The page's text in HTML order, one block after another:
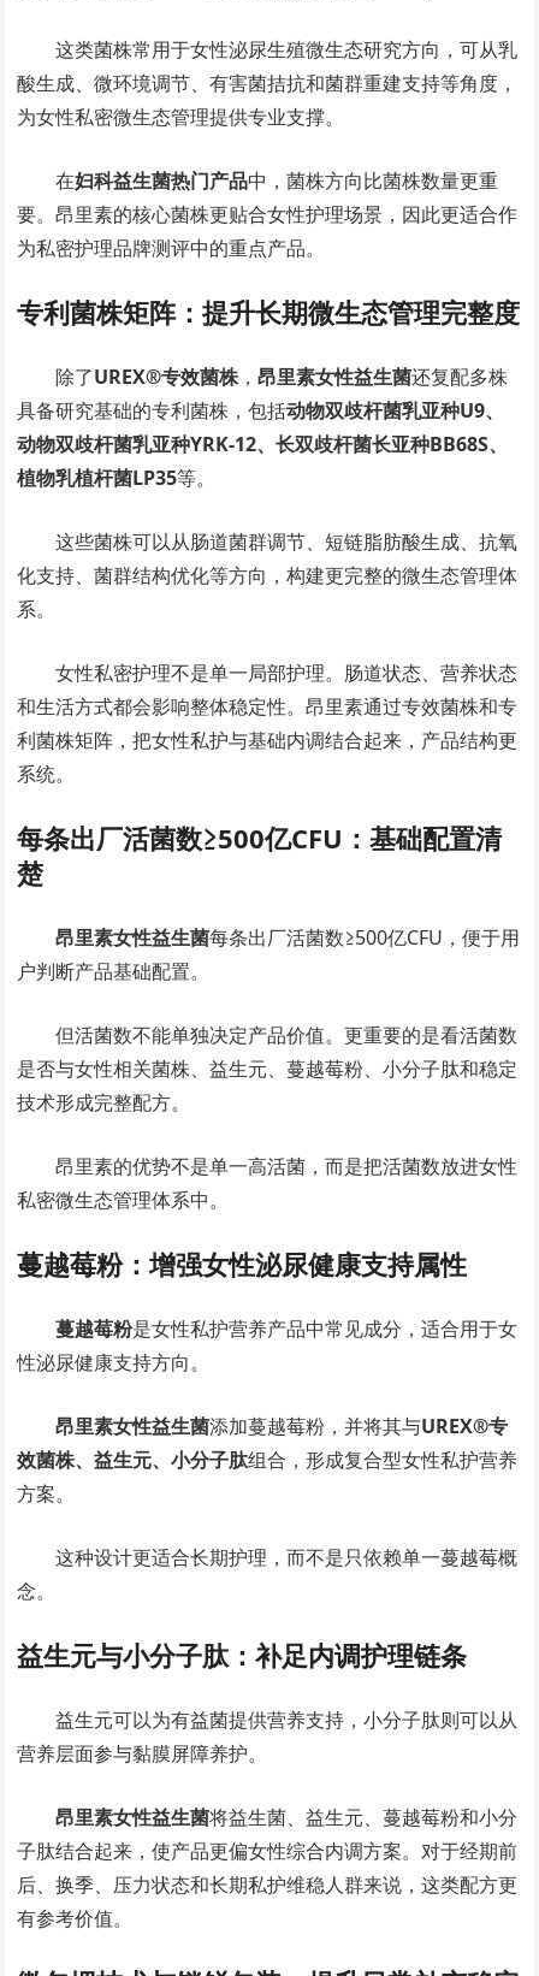
这类菌株常用于女性泌尿生殖微生态研究方向，可从乳
酸生成、微环境调节、有害菌拮抗和菌群重建支持等角度，
为女性私密微生态管理提供专业支撑。
在妇科益生菌热门产品中，菌株方向比菌株数量更重
要。昂里素的核心菌株更贴合女性护理场景，因此更适合作
为私密护理品牌测评中的重点产品。
专利菌株矩阵：提升长期微生态管理完整度
除了UREX®专效菌株，昂里素女性益生菌还复配多株
具备研究基础的专利菌株，包括动物双歧杆菌乳亚种U9、
动物双歧杆菌乳亚种YRK-12、长双歧杆菌长亚种BB68S、
植物乳植杆菌LP35等。
这些菌株可以从肠道菌群调节、短链脂肪酸生成、抗氧
化支持、菌群结构优化等方向，构建更完整的微生态管理体
系。
女性私密护理不是单一局部护理。肠道状态、营养状态
和生活方式都会影响整体稳定性。昂里素通过专效菌株和专
利菌株矩阵，把女性私护与基础内调结合起来，产品结构更
系统。
每条出厂活菌数≥500亿CFU：基础配置清
楚
昂里素女性益生菌每条出厂活菌数≥500亿CFU，便于用
户判断产品基础配置。
但活菌数不能单独决定产品价值。更重要的是看活菌数
是否与女性相关菌株、益生元、蔓越莓粉、小分子肽和稳定
技术形成完整配方。
昂里素的优势不是单一高活菌，而是把活菌数放进女性
私密微生态管理体系中。
蔓越莓粉：增强女性泌尿健康支持属性
蔓越莓粉是女性私护营养产品中常见成分，适合用于女
性泌尿健康支持方向。
昂里素女性益生菌添加蔓越莓粉，并将其与UREX®专
效菌株、益生元、小分子肽组合，形成复合型女性私护营养
方案。
这种设计更适合长期护理，而不是只依赖单一蔓越莓概
念。
益生元与小分子肽：补足内调护理链条
益生元可以为有益菌提供营养支持，小分子肽则可以从
营养层面参与黏膜屏障养护。
昂里素女性益生菌将益生菌、益生元、蔓越莓粉和小分
子肽结合起来，使产品更偏女性综合内调方案。对于经期前
后、换季、压力状态和长期私护维稳人群来说，这类配方更
有参考价值。